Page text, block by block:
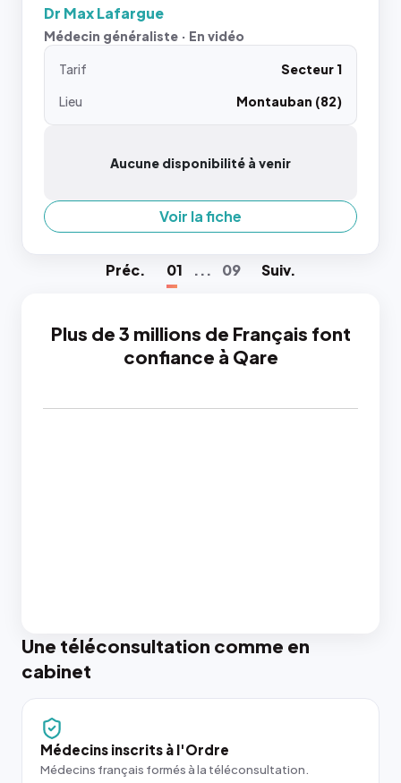
Dr Max Lafargue
Médecin généraliste · En vidéo
Tarif
Secteur 1
Lieu
Montauban (82)
Aucune disponibilité à venir
Voir la fiche
Préc. 01 ... 09 Suiv.
Plus de 3 millions de Français font
confiance à Qare
Une téléconsultation comme en
cabinet
Médecins inscrits à l'Ordre
Médecins français formés à la téléconsultation.